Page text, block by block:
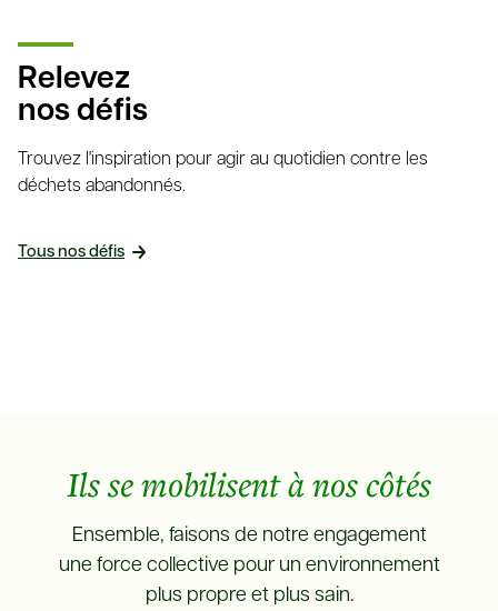
Relevez
nos défis
Trouvez l'inspiration pour agir au quotidien contre les
déchets abandonnés.
Tous nos défis
Ils se mobilisent à nos côtés
Ensemble, faisons de notre engagement
une force collective pour un environnement
plus propre et plus sain.